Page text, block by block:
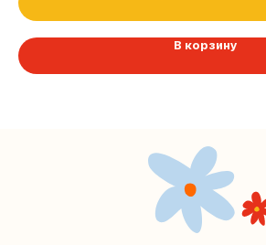
В корзину
Мастерские упаковки подарков работают без
выходных, с 10 до 20 часов. Пишите, звоните,
заходите — всегда рады помочь!